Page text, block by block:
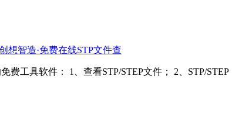
想智造·免费在线STP文件查
费工具软件： 1、查看STP/STEP文件； 2、STP/STEP